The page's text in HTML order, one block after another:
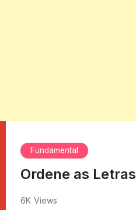
Fundamental
Ordene as Letras
6K Views